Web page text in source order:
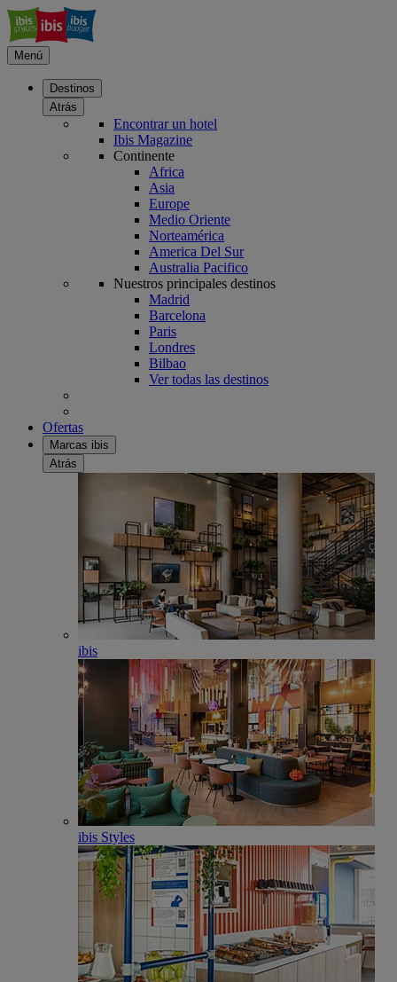
Menú
Destinos
Atrás
Encontrar un hotel
Ibis Magazine
Continente
Africa
Asia
Europe
Medio Oriente
Norteamérica
America Del Sur
Australia Pacifico
Nuestros principales destinos
Madrid
Barcelona
Paris
Londres
Bilbao
Ver todas las destinos
Ofertas
Marcas ibis
Atrás
ibis
ibis Styles